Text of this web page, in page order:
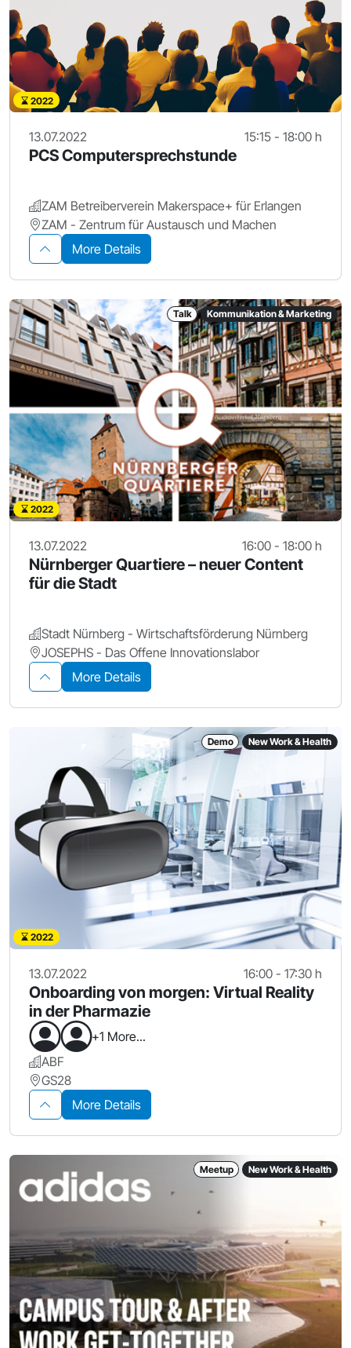
2022
13.07.2022 15:15 - 18:00 h
PCS Computersprechstunde
ZAM Betreiberverein Makerspace+ für Erlangen
ZAM - Zentrum für Austausch und Machen
More Details
Talk Kommunikation & Marketing
2022
13.07.2022 16:00 - 18:00 h
Nürnberger Quartiere – neuer Content
für die Stadt
Stadt Nürnberg - Wirtschaftsförderung Nürnberg
JOSEPHS - Das Offene Innovationslabor
More Details
Demo New Work & Health
2022
13.07.2022 16:00 - 17:30 h
Onboarding von morgen: Virtual Reality
in der Pharmazie
+1 More...
ABF
GS28
More Details
Meetup New Work & Health